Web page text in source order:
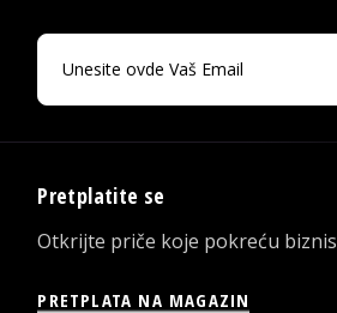
Pretplatite se
Otkrijte priče koje pokreću biznis
PRETPLATA NA MAGAZIN